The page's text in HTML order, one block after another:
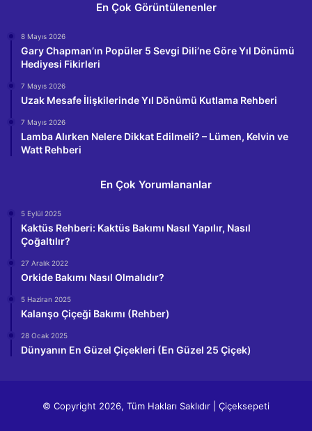
En Çok Görüntülenenler
8 Mayıs 2026
Gary Chapman’ın Popüler 5 Sevgi Dili’ne Göre Yıl Dönümü
Hediyesi Fikirleri
7 Mayıs 2026
Uzak Mesafe İlişkilerinde Yıl Dönümü Kutlama Rehberi
7 Mayıs 2026
Lamba Alırken Nelere Dikkat Edilmeli? – Lümen, Kelvin ve
Watt Rehberi
En Çok Yorumlananlar
5 Eylül 2025
Kaktüs Rehberi: Kaktüs Bakımı Nasıl Yapılır, Nasıl
Çoğaltılır?
27 Aralık 2022
Orkide Bakımı Nasıl Olmalıdır?
5 Haziran 2025
Kalanşo Çiçeği Bakımı (Rehber)
28 Ocak 2025
Dünyanın En Güzel Çiçekleri (En Güzel 25 Çiçek)
© Copyright 2026, Tüm Hakları Saklıdır | Çiçeksepeti